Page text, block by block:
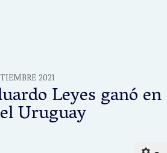
2021
Leyes ganó en
Uruguay